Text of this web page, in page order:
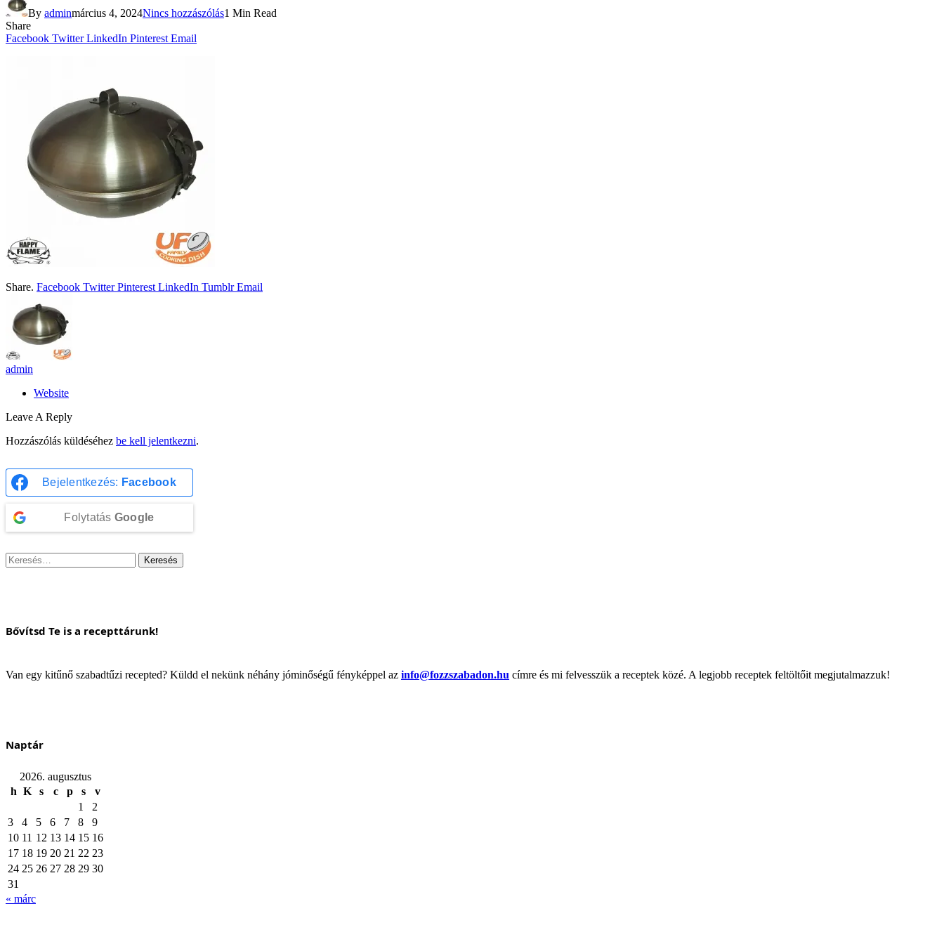
By adminmárcius 4, 2024Nincs hozzászólás1 Min Read
Share
Facebook Twitter LinkedIn Pinterest Email
Share. Facebook Twitter Pinterest LinkedIn Tumblr Email
admin
Website
Leave A Reply
Hozzászólás küldéséhez be kell jelentkezni.
Bejelentkezés: Facebook
Folytatás Google
Keresés:
Bővítsd Te is a recepttárunk!
Van egy kitűnő szabadtűzi recepted? Küldd el nekünk néhány jóminőségű fényképpel az info@fozzszabadon.hu címre és mi felvesszük a receptek közé. A legjobb receptek feltöltőit megjutalmazzuk!
Naptár
2026. augusztus
h K s c p s
v
1
2
3
4 5 6 7 8
9
10 11 12 13 14 15 16
17 18 19 20 21 22 23
24 25 26 27 28 29 30
31
« márc